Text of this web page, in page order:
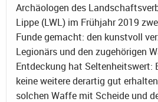
Archäologen des
Lippe (LWL) im Frühjahr 2019
Funde gemacht: den kunstvoll
Legionärs und den zugehörigen
Entdeckung hat Seltenheitswert:
keine weitere derartig gut
solchen Waffe mit Scheide und